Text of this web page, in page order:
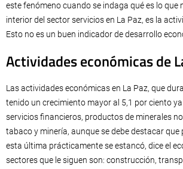
este fenómeno cuando se indaga qué es lo que
interior del sector servicios en La Paz, es la
Esto no es un buen indicador de desarrollo
Actividades económicas de
Las actividades económicas en La Paz, que
tenido un crecimiento mayor al 5,1 por ciento
servicios financieros, productos de minerales
tabaco y minería, aunque se debe destacar que
esta última prácticamente se estancó, dice el
sectores que le siguen son: construcción,